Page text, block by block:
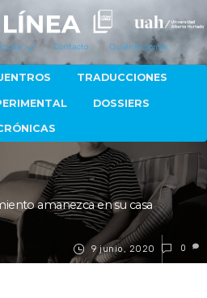
Contacto Quiénes Somos
TRADUCCIONES
DOSSIERS
9 junio, 2020
amanezca en su casa
0